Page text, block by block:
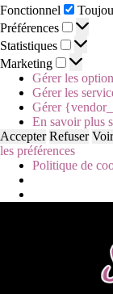
Fonctionnel
Préférences
Statistiques
Marketing
Gérer les
Gérer les
Gérer
En savoir plus
Accepter Refuser
les préférences
Politique de